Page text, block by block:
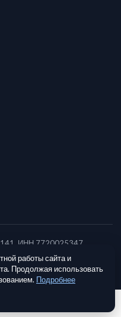
ИНН 7720025347
работы сайта и
Продолжая использовать
Подробнее